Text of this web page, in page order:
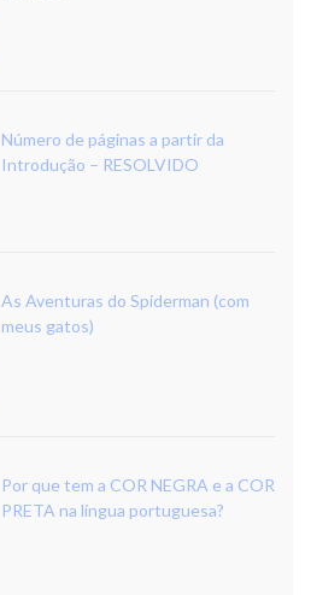
Número de páginas a partir da
Introdução – RESOLVIDO
As Aventuras do Spiderman (com
meus gatos)
Por que tem a COR NEGRA e a COR
PRETA na língua portuguesa?